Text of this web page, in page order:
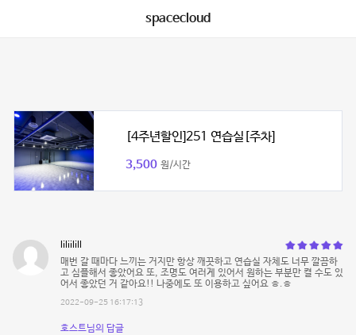
spacecloud
[4주년할인]251 연습실[주차]
3,500 원/시간
liliilill
매번 갈 때마다 느끼는 거지만 항상 깨끗하고 연습실 자체도 너무 깔끔하
고 심플해서 좋았어요 또, 조명도 여러게 있어서 원하는 부분만 켤 수도 있
어서 좋았던 거 같아요!! 나중에도 또 이용하고 싶어요 ㅎ.ㅎ
2022-09-25 16:17:13
호스트님의 답글